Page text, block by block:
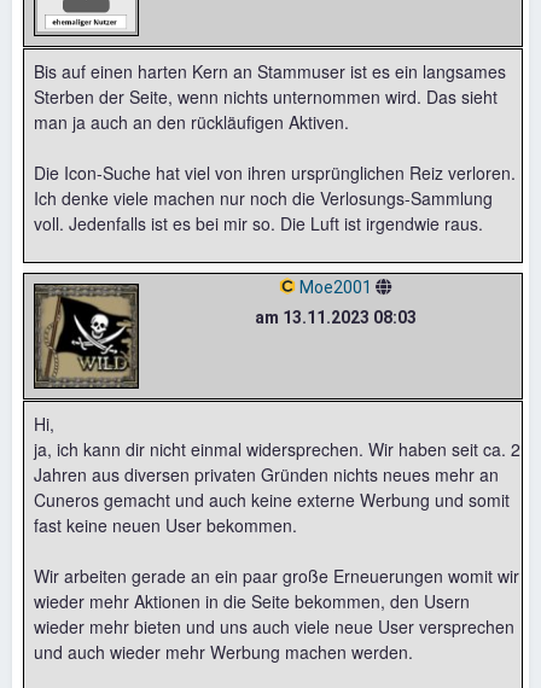
Bis auf einen harten Kern an Stammuser ist es ein langsames
Sterben der Seite, wenn nichts unternommen wird. Das sieht
man ja auch an den rückläufigen Aktiven.
Die Icon-Suche hat viel von ihren ursprünglichen Reiz verloren.
Ich denke viele machen nur noch die Verlosungs-Sammlung
voll. Jedenfalls ist es bei mir so. Die Luft ist irgendwie raus.
Moe2001
am 13.11.2023 08:03
Hi,
ja, ich kann dir nicht einmal widersprechen. Wir haben seit ca. 2
Jahren aus diversen privaten Gründen nichts neues mehr an
Cuneros gemacht und auch keine externe Werbung und somit
fast keine neuen User bekommen.
Wir arbeiten gerade an ein paar große Erneuerungen womit wir
wieder mehr Aktionen in die Seite bekommen, den Usern
wieder mehr bieten und uns auch viele neue User versprechen
und auch wieder mehr Werbung machen werden.